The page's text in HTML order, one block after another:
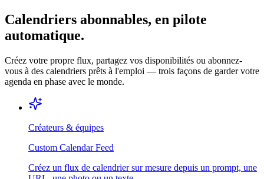
Calendriers abonnables, en pilote
automatique.
Créez votre propre flux, partagez vos disponibilités ou abonnez-
vous à des calendriers prêts à l'emploi — trois façons de garder votre
agenda en phase avec le monde.
Créateurs & équipes
Custom Calendar Feed
Créez un flux de calendrier sur mesure depuis un prompt, une